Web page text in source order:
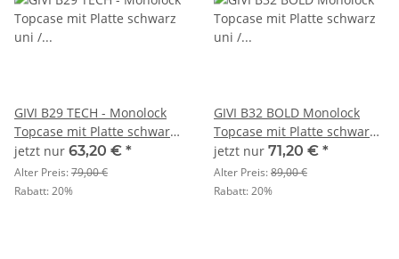
GIVI B29 TECH - Monolock
Topcase mit Platte schwarz
uni / Max Zuladung 3 kg
jetzt nur 63,20 € *
Alter Preis:79,00 €
Rabatt:20%
GIVI B32 BOLD Monolock
Topcase mit Platte schwarz
uni / 32 Liter Volumen / max
Zuladung 3 kg
jetzt nur 71,20 € *
Alter Preis:89,00 €
Rabatt:20%